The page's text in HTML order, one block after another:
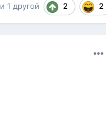
и1 другой 2 2